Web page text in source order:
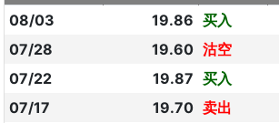
08/03 19.86 买入
07/28
19.60 沽空
07/22
19.87 买入
07/17
19.70 卖出